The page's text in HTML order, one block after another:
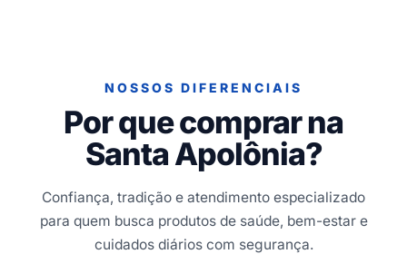
NOSSOS DIFERENCIAIS
Por que comprar na
Santa Apolônia?
Confiança, tradição e atendimento especializado
para quem busca produtos de saúde, bem-estar e
cuidados diários com segurança.